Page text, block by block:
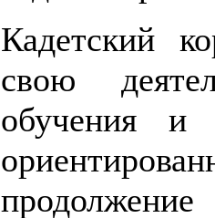
Кадетский
свою
обучения и